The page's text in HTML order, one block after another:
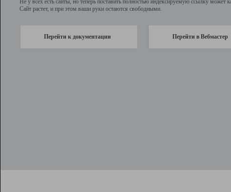
Не у всех есть сайты, но теперь поставить полностью индексируемую ссылку
Сайт растет, и при этом ваши руки остаются свободными.
Перейти к документации Перейти в Вебмастер